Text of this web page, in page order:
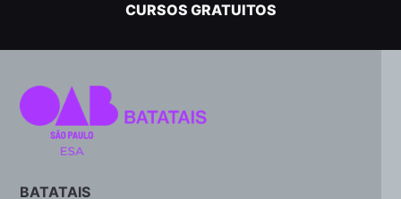
CURSOS GRATUITOS
BATATAIS